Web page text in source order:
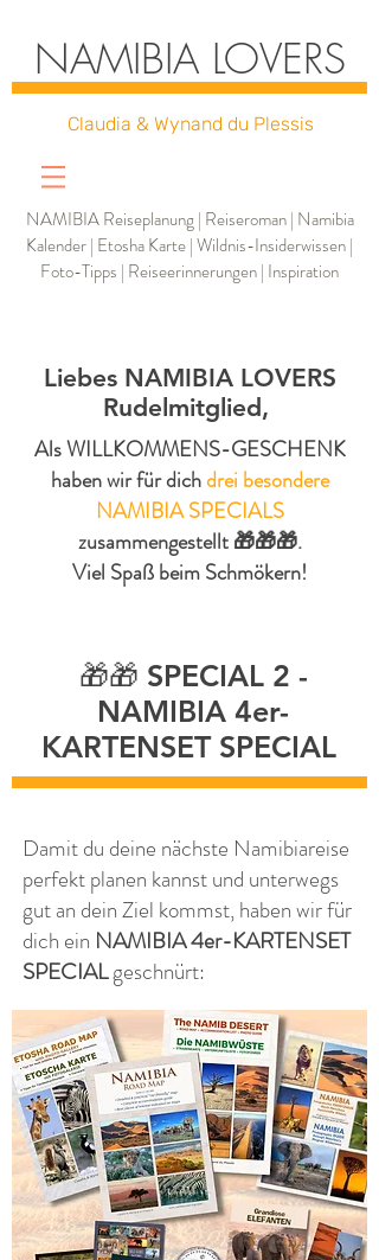
NAMIBIA LOVERS
Claudia & Wynand du Plessis
NAMIBIA Reiseplanung | Reiseroman | Namibia
Kalender | Etosha Karte | Wildnis-Insiderwissen |
Foto-Tipps | Reiseerinnerungen | Inspiration
Liebes NAMIBIA LOVERS
Rudelmitglied,
Als WILLKOMMENS-GESCHENK
haben wir für dichdrei besondere
NAMIBIA SPECIALS
zusammengestellt 🎁🎁🎁.
Viel Spaß beim Schmökern!
🎁🎁 SPECIAL 2 -
NAMIBIA 4er-
KARTENSET SPECIAL
Damit du deine nächste Namibiareise
perfekt planen kannst und unterwegs
gut an dein Ziel kommst, haben wir für
dich ein NAMIBIA 4er-KARTENSET
SPECIALgeschnürt: